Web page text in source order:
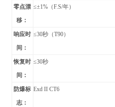
零点漂
移：
≤±1%（F.S/年）
响应时
间：
≤30秒（T90）
恢复时
间：
≤30秒
防爆标
志：
Exd II CT6